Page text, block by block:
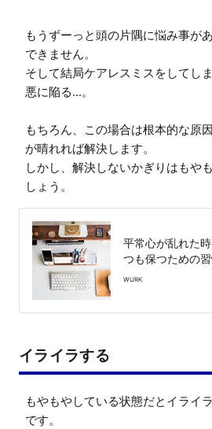
もうずーっと頭の片隅に悩み事が
できません。
そして結局ケアレスミスをしてし
悪に陥る...。
もちろん、この場合は根本的な原
が晴れれば解決します。
しかし、解決しないかぎりはもや
しょう。
平常心が乱れた
つも保つための
WURK
イライラする
もやもやしている状態だとイライ
です。